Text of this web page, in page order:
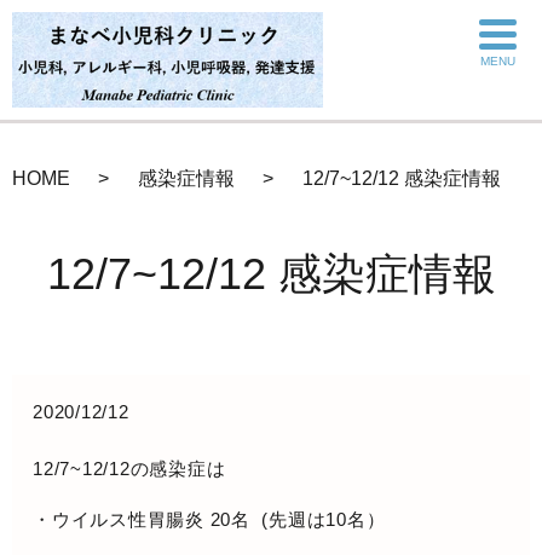
MENU
HOME 感染症情報 12/7~12/12 感染症情報
12/7~12/12 感染症情報
2020/12/12
12/7~12/12の感染症は
・ウイルス性胃腸炎 20名 (先週は10名）